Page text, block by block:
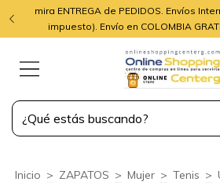
mira ENTREGA de PEDIDOS. Envíos
impuesto). Envío en COLOMBIA
Inicio > ZAPATOS > Mujer > Tenis >